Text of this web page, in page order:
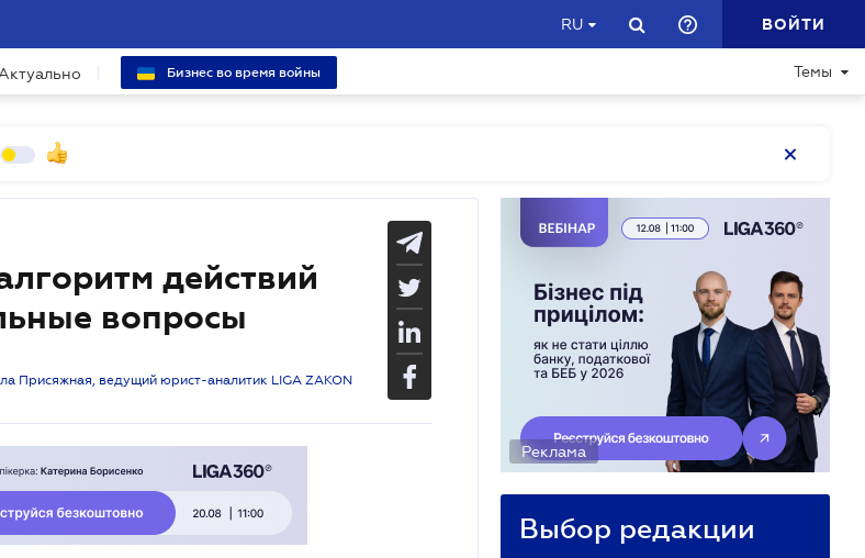
RU ВОЙТИ
Актуально Бизнес во время войны Темы
действий
вопросы
Присяжная, ведущий юрист-аналитик LIGA ZAKON
Реклама
Выбор редакции